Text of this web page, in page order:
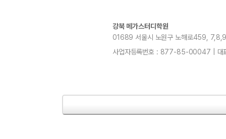
강북 메가스터디학원
01689 서울시 노원구 노해로459,
사업자등록번호 : 877-85-00047 | 대표